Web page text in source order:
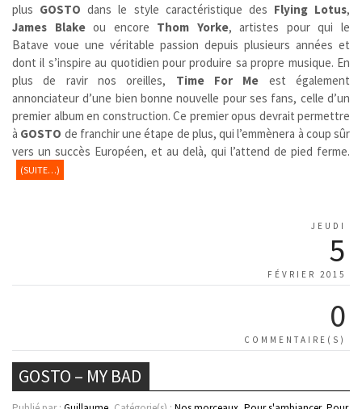
plus GOSTO dans le style caractéristique des Flying Lotus,
James Blakeou encore Thom Yorke, artistes pour qui le
Batave voue une véritable passion depuis plusieurs années et
dont il s’inspire au quotidien pour produire sa propre musique. En
plus de ravir nos oreilles, Time For Me est également
annonciateur d’une bien bonne nouvelle pour ses fans, celle d’un
premier album en construction. Ce premier opus devrait permettre
à GOSTO de franchir une étape de plus, qui l’emmènera à coup sûr
vers un succès Européen, et au delà, qui l’attend de pied ferme.
(SUITE…)
JEUDI
5
FÉVRIER 2015
0
COMMENTAIRE(S)
GOSTO – MY BAD